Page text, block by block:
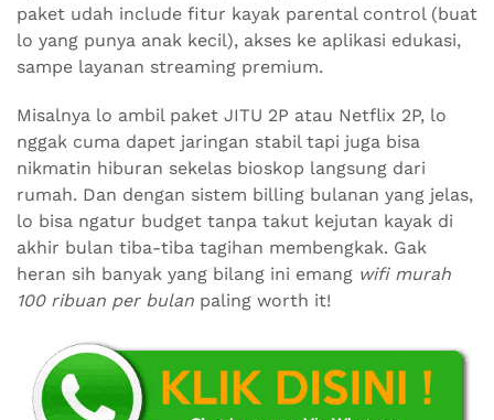
paket udah include fitur kayak parental control (buat
lo yang punya anak kecil), akses ke aplikasi edukasi,
sampe layanan streaming premium.
Misalnya lo ambil paket JITU 2P atau Netflix 2P, lo
nggak cuma dapet jaringan stabil tapi juga bisa
nikmatin hiburan sekelas bioskop langsung dari
rumah. Dan dengan sistem billing bulanan yang jelas,
lo bisa ngatur budget tanpa takut kejutan kayak di
akhir bulan tiba-tiba tagihan membengkak. Gak
heran sih banyak yang bilang ini emang wifi murah
100 ribuan per bulan paling worth it!